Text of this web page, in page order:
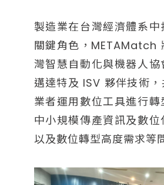
製造業在台灣經濟體系中
關鍵角色，METAMatch
灣智慧自動化與機器人
邁達特及 ISV 夥伴技術
業者運用數位工具進行轉
中小規模傳產資訊及數位
以及數位轉型高度需求等